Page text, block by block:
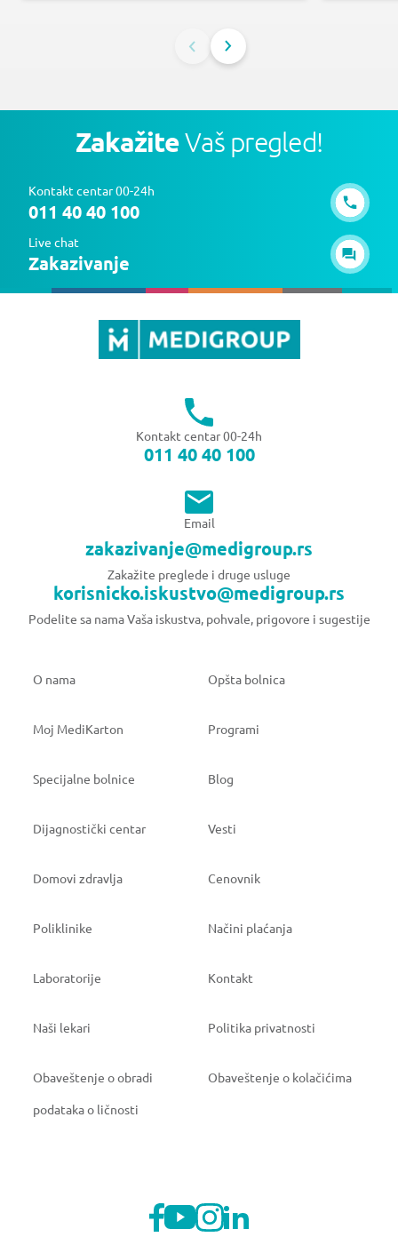
ZakažiteVaš pregled!
Kontakt centar 00-24h
011 40 40 100
Live chat
Zakazivanje
Kontakt centar 00-24h
011 40 40 100
Email
zakazivanje@medigroup.rs
Zakažite preglede i druge usluge
korisnicko.iskustvo@medigroup.rs
Podelite sa nama Vaša iskustva, pohvale, prigovore i sugestije
O nama Opšta bolnica
Moj MediKarton Programi
Specijalne bolnice Blog
Dijagnostički centar Vesti
Domovi zdravlja Cenovnik
Poliklinike Načini plaćanja
Laboratorije Kontakt
Naši lekari Politika privatnosti
Obaveštenje o obradi
podataka o ličnosti
Obaveštenje o kolačićima